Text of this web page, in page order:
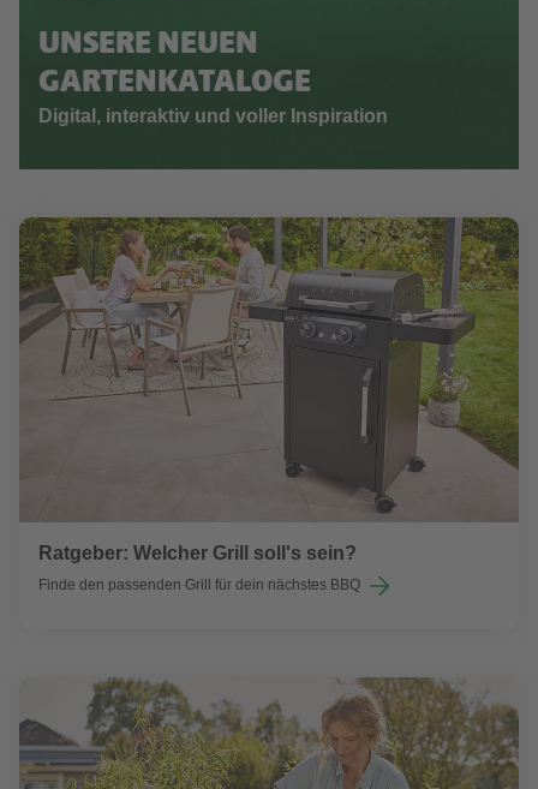
UNSERE NEUEN
GARTENKATALOGE
Digital, interaktiv und voller Inspiration
Ratgeber: Welcher Grill soll's sein?
Finde den passenden Grill für dein nächstes BBQ